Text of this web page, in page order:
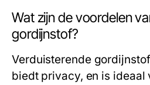
Wat zijn de voordelen
gordijnstof?
Verduisterende
biedt privacy, en is ideaal